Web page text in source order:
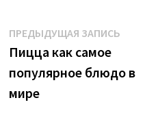
Навигация
по
записям
ПРЕДЫДУЩАЯ ЗАПИСЬ
Пицца как самое
популярное блюдо в
мире